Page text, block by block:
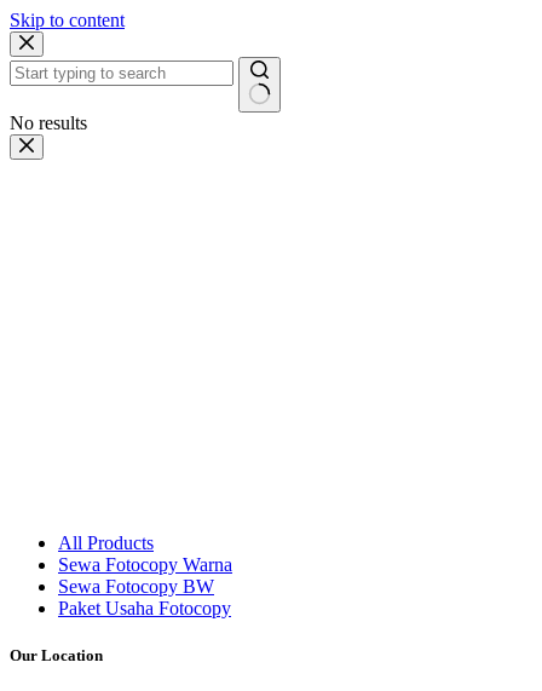
Skip to content
No results
All Products
Sewa Fotocopy Warna
Sewa Fotocopy BW
Paket Usaha Fotocopy
Our Location